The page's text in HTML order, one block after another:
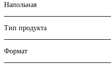
Напольная
Тип продукта
Формат